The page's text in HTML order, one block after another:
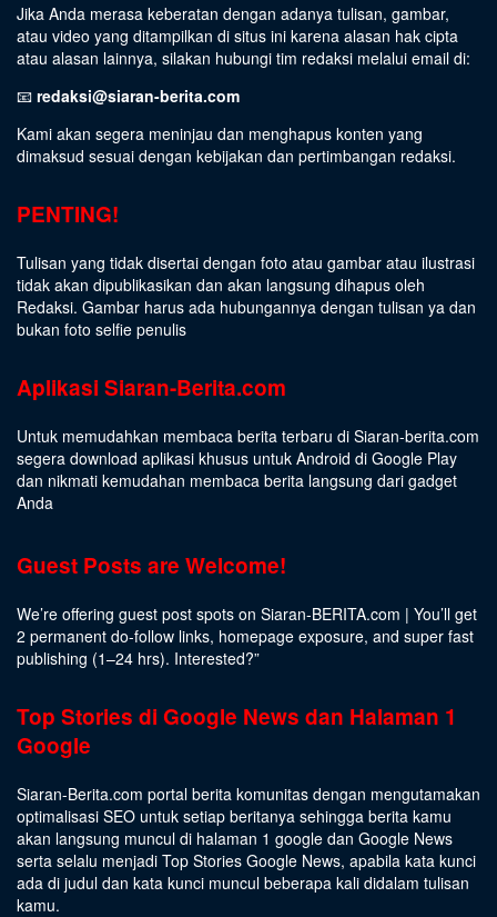
Jika Anda merasa keberatan dengan adanya tulisan, gambar,
atau video yang ditampilkan di situs ini karena alasan hak cipta
atau alasan lainnya, silakan hubungi tim redaksi melalui email di:
📧 redaksi@siaran-berita.com
Kami akan segera meninjau dan menghapus konten yang
dimaksud sesuai dengan kebijakan dan pertimbangan redaksi.
PENTING!
Tulisan yang tidak disertai dengan foto atau gambar atau ilustrasi
tidak akan dipublikasikan dan akan langsung dihapus oleh
Redaksi. Gambar harus ada hubungannya dengan tulisan ya dan
bukan foto selfie penulis
Aplikasi Siaran-Berita.com
Untuk memudahkan membaca berita terbaru di Siaran-berita.com
segera download aplikasi khusus untuk Android di Google Play
dan nikmati kemudahan membaca berita langsung dari gadget
Anda
Guest Posts are Welcome!
We’re offering guest post spots on Siaran-BERITA.com | You’ll get
2 permanent do-follow links, homepage exposure, and super fast
publishing (1–24 hrs). Interested?”
Top Stories di Google News dan Halaman 1
Google
Siaran-Berita.com portal berita komunitas dengan mengutamakan
optimalisasi SEO untuk setiap beritanya sehingga berita kamu
akan langsung muncul di halaman 1 google dan Google News
serta selalu menjadi Top Stories Google News, apabila kata kunci
ada di judul dan kata kunci muncul beberapa kali didalam tulisan
kamu.